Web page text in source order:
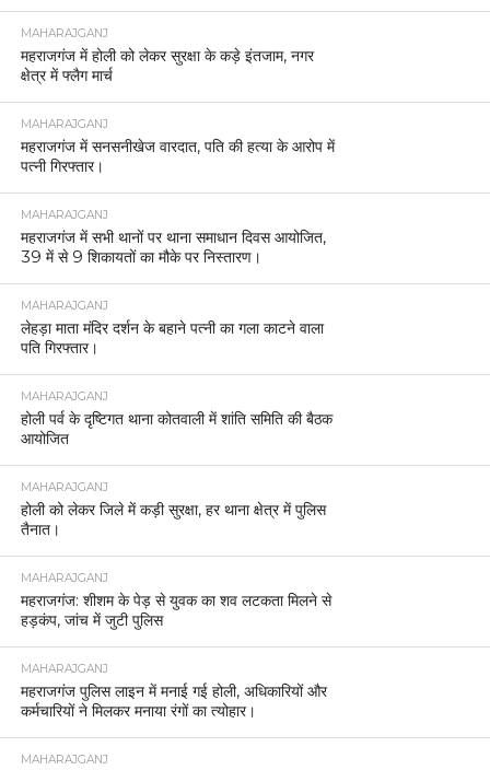
MAHARAJGANJ
महराजगंज में होली को लेकर सुरक्षा के कड़े इंतजाम, नगर
क्षेत्र में फ्लैग मार्च
MAHARAJGANJ
महराजगंज में सनसनीखेज वारदात, पति की हत्या के आरोप में
पत्नी गिरफ्तार।
MAHARAJGANJ
महराजगंज में सभी थानों पर थाना समाधान दिवस आयोजित,
39 में से 9 शिकायतों का मौके पर निस्तारण।
MAHARAJGANJ
लेहड़ा माता मंदिर दर्शन के बहाने पत्नी का गला काटने वाला
पति गिरफ्तार।
MAHARAJGANJ
होली पर्व के दृष्टिगत थाना कोतवाली में शांति समिति की बैठक
आयोजित
MAHARAJGANJ
होली को लेकर जिले में कड़ी सुरक्षा, हर थाना क्षेत्र में पुलिस
तैनात।
MAHARAJGANJ
महराजगंज: शीशम के पेड़ से युवक का शव लटकता मिलने से
हड़कंप, जांच में जुटी पुलिस
MAHARAJGANJ
महराजगंज पुलिस लाइन में मनाई गई होली, अधिकारियों और
कर्मचारियों ने मिलकर मनाया रंगों का त्योहार।
MAHARAJGANJ